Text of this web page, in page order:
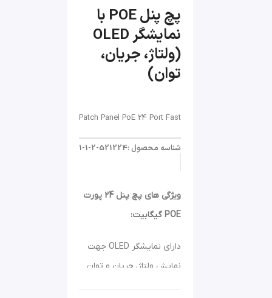
پچ پنل POE با
نمایشگر OLED
(ولتاژ، جریان،
توان)
Patch Panel PoE 24 Port Fast
شناسه محصول :521224-2-1-1
ویژگی های پچ پنل 24 پورت
POE گیگابیت:
دارای نمایشگر OLED جهت
نمایش ولتاژ، جریان و توان